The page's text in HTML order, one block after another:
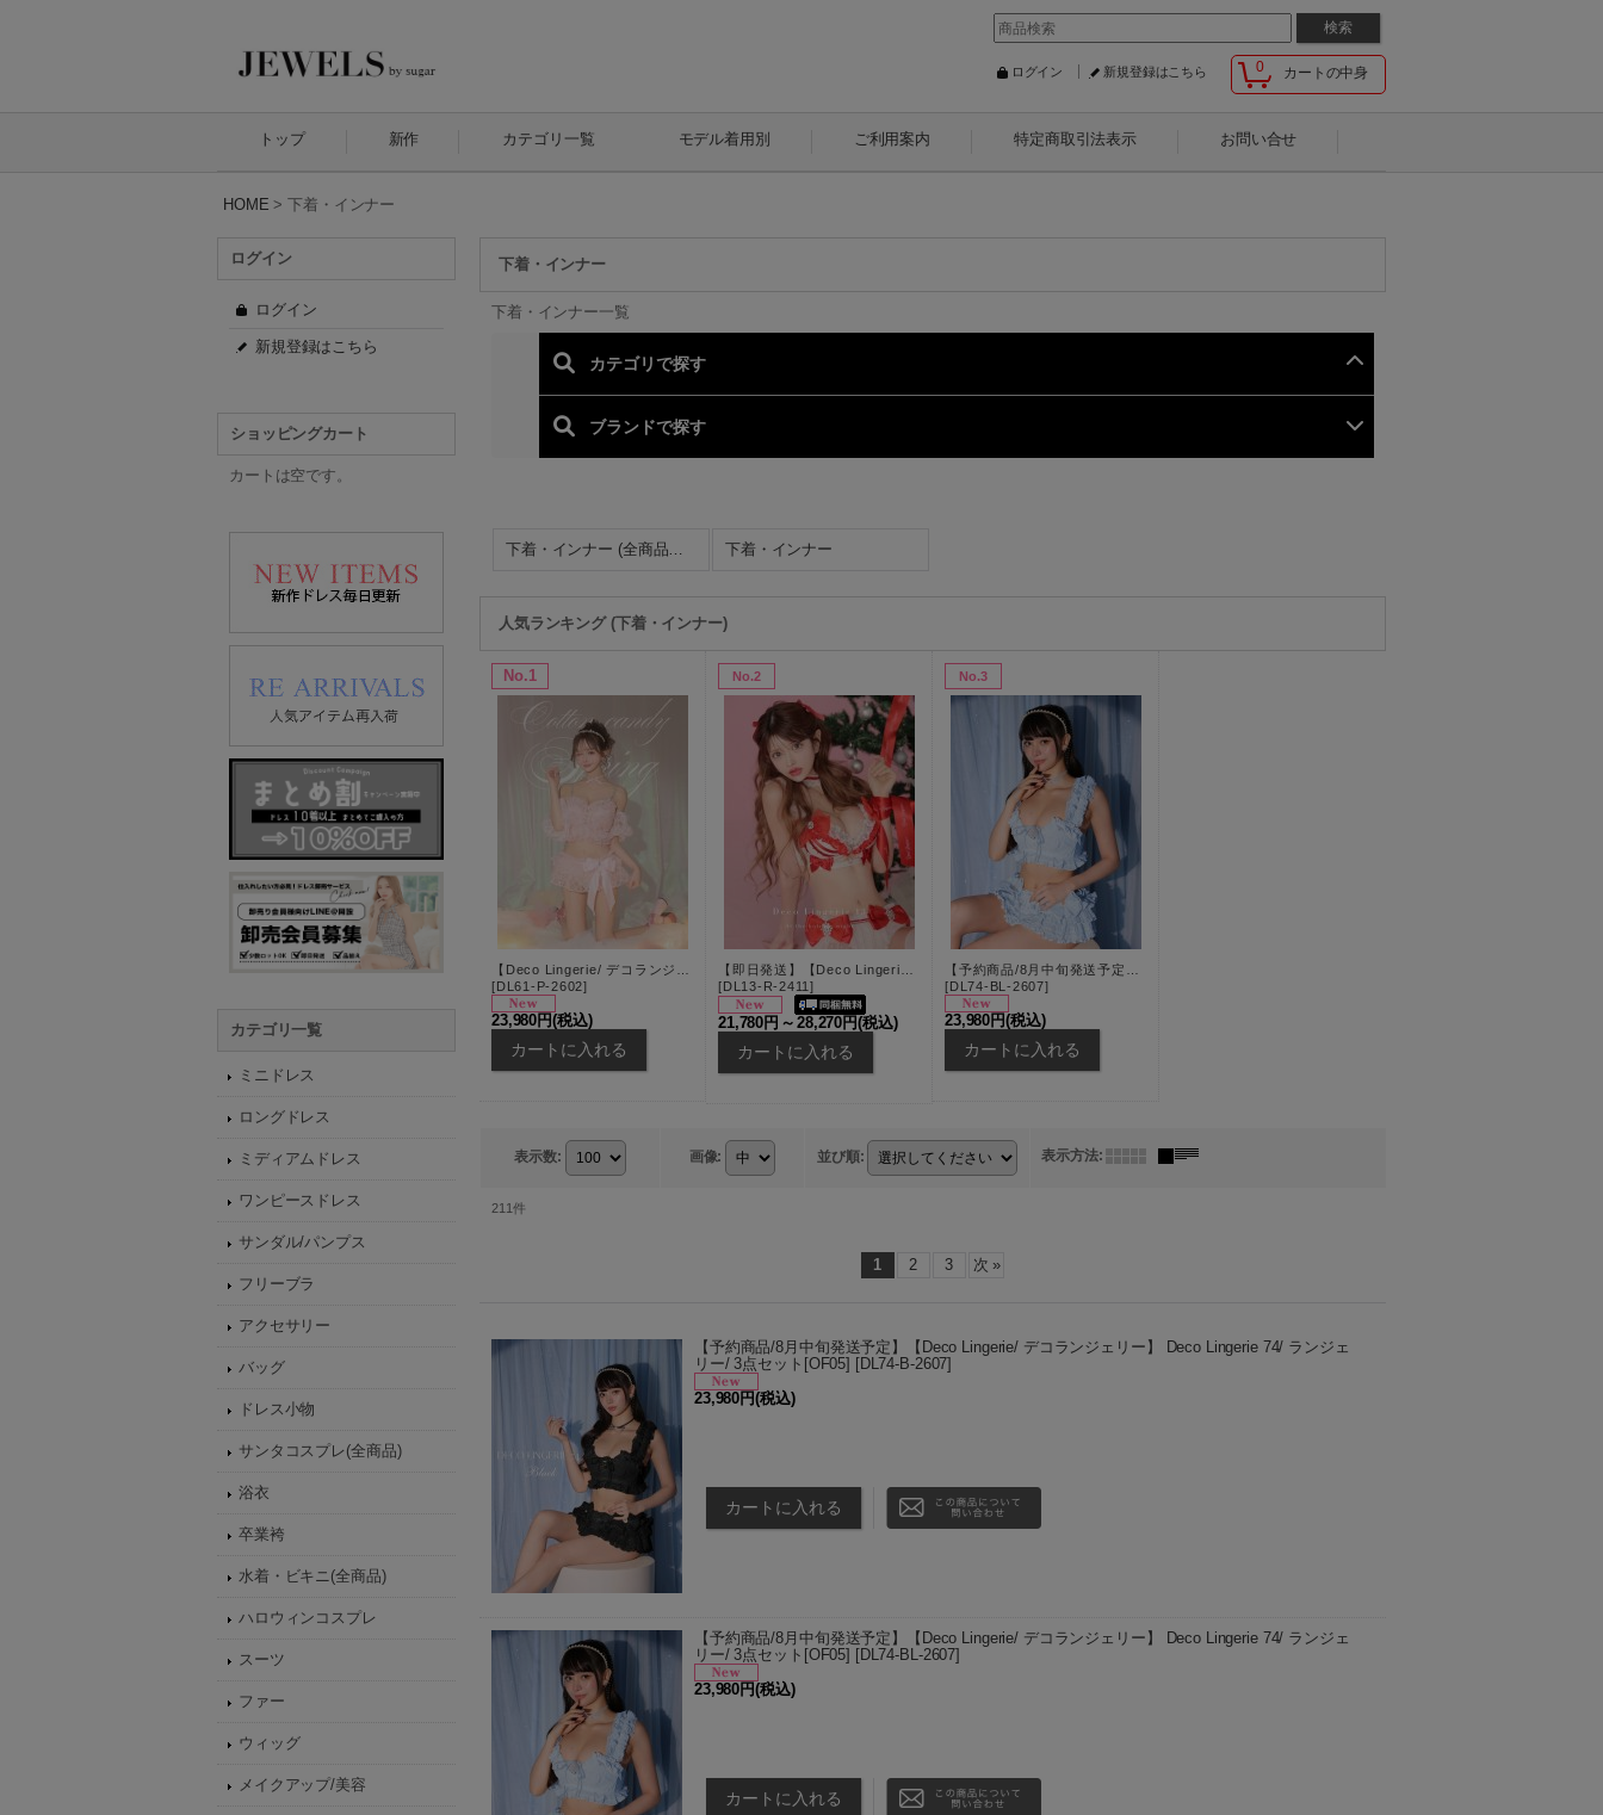
0 カートの中身
ログイン 新規登録はこちら
トップ 新作 カテゴリ一覧 モデル着用別 ご利用案内 特定商取引法表示 お問い合せ
HOME > 下着・インナー
ログイン
ログイン
新規登録はこちら
ショッピングカート
カートは空です。
カテゴリ一覧
ミニドレス
ロングドレス
ミディアムドレス
ワンピースドレス
サンダル/パンプス
フリーブラ
アクセサリー
バッグ
ドレス小物
サンタコスプレ(全商品)
浴衣
卒業袴
水着・ビキニ(全商品)
ハロウィンコスプレ
スーツ
ファー
ウィッグ
メイクアップ/美容
下着・インナー
下着・インナー一覧
下着・インナー (全商品リスト) 下着・インナー
人気ランキング (下着・インナー)
No.1
[DL61-P-2602]
23,980円(税込)
No.2
[DL13-R-2411]
21,780円 ～ 28,270円(税込)
No.3
[DL74-BL-2607]
23,980円(税込)
表示数: 画像: 並び順: 表示方法:
211件
1 2 3 次 »
【予約商品/8月中旬発送予定】【Deco Lingerie/ デコランジェリー】 Deco Lingerie 74/ ランジェ
リー/ 3点セット[OF05] [DL74-B-2607]
23,980円(税込)
【予約商品/8月中旬発送予定】【Deco Lingerie/ デコランジェリー】 Deco Lingerie 74/ ランジェ
リー/ 3点セット[OF05] [DL74-BL-2607]
23,980円(税込)